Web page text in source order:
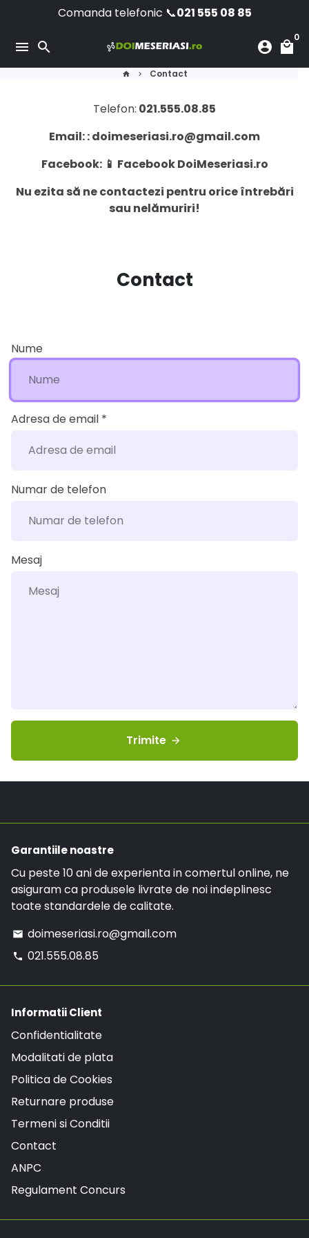
conținut
Comanda telefonic 📞021 555 08 85
menu search account_circle local_mall
0
home keyboard_arrow_right Contact
Telefon: 021.555.08.85
Email: :doimeseriasi.ro@gmail.com
Facebook: 📱 Facebook DoiMeseriasi.ro
Nu ezita să ne contactezi pentru orice întrebări
sau nelămuriri!
Contact
Nume
Adresa de email *
Numar de telefon
Mesaj
Trimite arrow_forward
Garantiile noastre
Cu peste 10 ani de experienta in comertul online, ne
asiguram ca produsele livrate de noi indeplinesc
toate standardele de calitate.
email doimeseriasi.ro@gmail.com
phone 021.555.08.85
Informatii Client
Confidentialitate
Modalitati de plata
Politica de Cookies
Returnare produse
Termeni si Conditii
Contact
ANPC
Regulament Concurs